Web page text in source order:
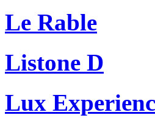
Le Rable
Listone D
Lux